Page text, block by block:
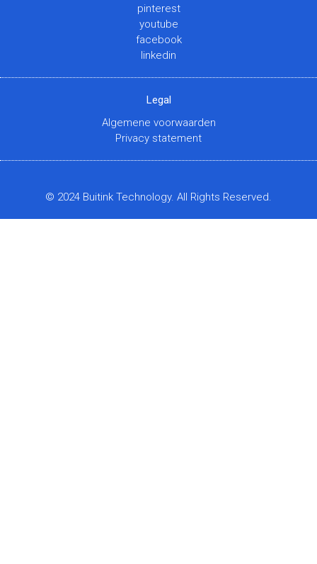
pinterest
youtube
facebook
linkedin
Legal
Algemene voorwaarden
Privacy statement
© 2024 Buitink Technology. All Rights Reserved.